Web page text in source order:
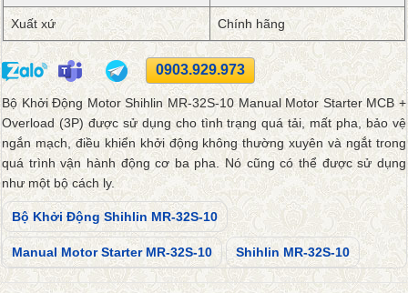
Xuất xứ Chính hãng
0903.929.973
Bộ Khởi Động Motor Shihlin MR-32S-10 Manual Motor Starter MCB +
Overload (3P) được sử dụng cho tình trạng quá tải, mất pha, bảo vệ
ngắn mạch, điều khiển khởi động không thường xuyên và ngắt trong
quá trình vận hành động cơ ba pha. Nó cũng có thể được sử dụng
như một bộ cách ly.
Bộ Khởi Động Shihlin MR-32S-10
Manual Motor Starter MR-32S-10 Shihlin MR-32S-10